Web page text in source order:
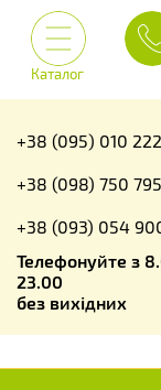
Каталог
+38 (095) 010
+38 (098) 750
+38 (093) 054
Телефонуйте з
23.00
без вихідних